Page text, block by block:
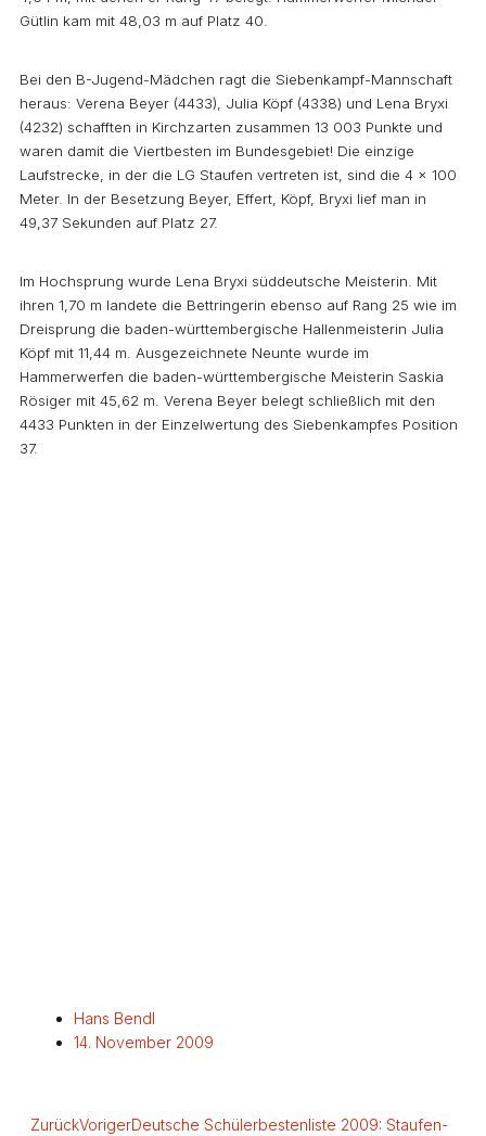
Gütlin kam mit 48,03 m auf Platz 40.
Bei den B-Jugend-Mädchen ragt die Siebenkampf-Mannschaft
heraus: Verena Beyer (4433), Julia Köpf (4338) und Lena Bryxi
(4232) schafften in Kirchzarten zusammen 13 003 Punkte und
waren damit die Viertbesten im Bundesgebiet! Die einzige
Laufstrecke, in der die LG Staufen vertreten ist, sind die 4 x 100
Meter. In der Besetzung Beyer, Effert, Köpf, Bryxi lief man in
49,37 Sekunden auf Platz 27.
Im Hochsprung wurde Lena Bryxi süddeutsche Meisterin. Mit
ihren 1,70 m landete die Bettringerin ebenso auf Rang 25 wie im
Dreisprung die baden-württembergische Hallenmeisterin Julia
Köpf mit 11,44 m. Ausgezeichnete Neunte wurde im
Hammerwerfen die baden-württembergische Meisterin Saskia
Rösiger mit 45,62 m. Verena Beyer belegt schließlich mit den
4433 Punkten in der Einzelwertung des Siebenkampfes Position
37.
Hans Bendl
14. November 2009
ZurückVorigerDeutsche Schülerbestenliste 2009: Staufen-